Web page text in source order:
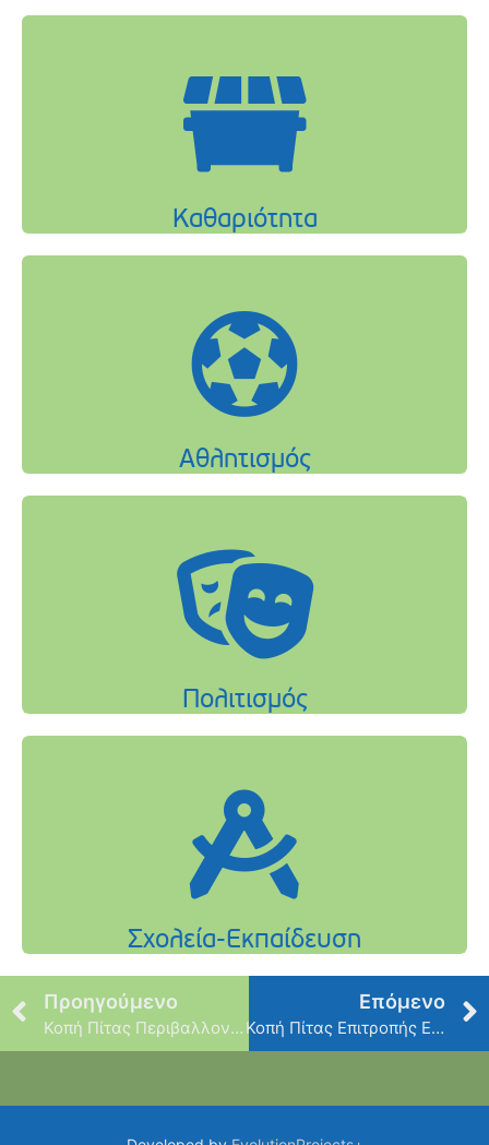
Προηγούμενο
Κοπή Πίτας Περιβαλλοντικού
Επόμενο
Κοπή Πίτας Επιτροπής Εθελοντισμού